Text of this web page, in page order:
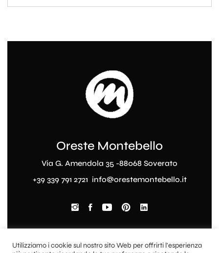
Oreste Montebello
Via G. Amendola 35 -88068 Soverato
+39 339 791 2721 info@orestemontebello.it
Utilizziamo i cookie sul nostro sito Web per offrirti l'esperienza